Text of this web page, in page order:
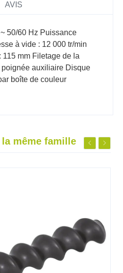
AVIS
50/60 Hz Puissance
à vide : 12 000 tr/min
115 mm Filetage de la
poignée auxiliaire Disque
boîte de couleur
même famille